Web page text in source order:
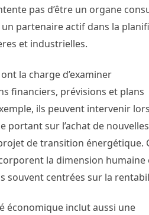
pas d’être un organe
partenaire actif dans la
et industrielles.
la charge d’examiner
financiers, prévisions et plans
ils peuvent intervenir
portant sur l’achat de nouvelles
de transition énergétique.
la dimension humaine
souvent centrées sur la
économique inclut aussi une